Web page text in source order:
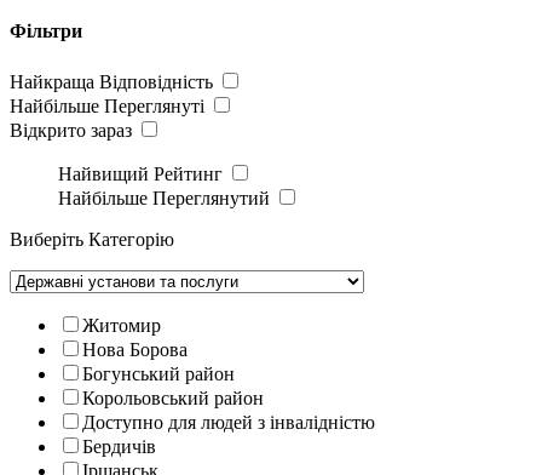
Фільтри
Найкраща Відповідність
Найбільше Переглянуті
Відкрито зараз
Найвищий Рейтинг
Найбільше Переглянутий
Виберіть Категорію
Житомир
Нова Борова
Богунський район
Корольовський район
Доступно для людей з інвалідністю
Бердичів
Іршанськ